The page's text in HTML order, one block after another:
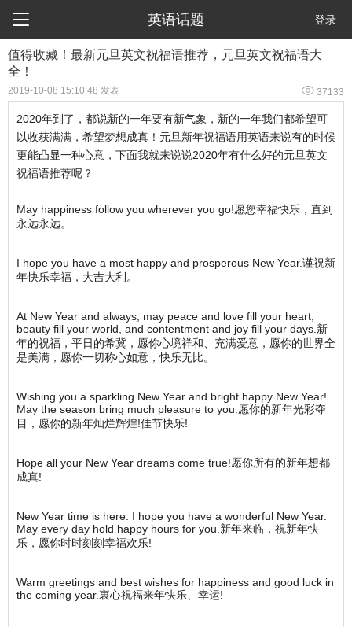
 英语话题 登录
值得收藏！最新元旦英文祝福语推荐，元旦英文祝福语大
全！
2019-10-08 15:10:48 发表  37133
2020年到了，都说新的一年要有新气象，新的一年我们都希望可
以收获满满，希望梦想成真！元旦新年祝福语用英语来说有的时候
更能凸显一种心意，下面我就来说说2020年有什么好的元旦英文
祝福语推荐呢？
May happiness follow you wherever you go!愿您幸福快乐，直到
永远永远。
I hope you have a most happy and prosperous New Year.谨祝新
年快乐幸福，大吉大利。
At New Year and always, may peace and love fill your heart,
beauty fill your world, and contentment and joy fill your days.新
年的祝福，平日的希冀，愿你心境祥和、充满爱意，愿你的世界全
是美满，愿你一切称心如意，快乐无比。
Wishing you a sparkling New Year and bright happy New Year!
May the season bring much pleasure to you.愿你的新年光彩夺
目，愿你的新年灿烂辉煌!佳节快乐!
Hope all your New Year dreams come true!愿你所有的新年想都
成真!
New Year time is here. I hope you have a wonderful New Year.
May every day hold happy hours for you.新年来临，祝新年快
乐，愿你时时刻刻幸福欢乐!
Warm greetings and best wishes for happiness and good luck in
the coming year.衷心祝福来年快乐、幸运!